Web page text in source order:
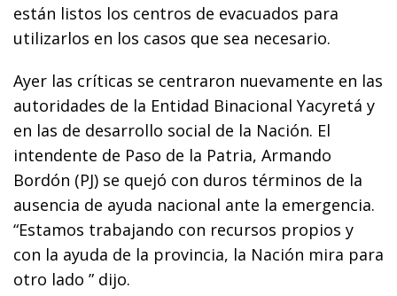
están listos los centros de evacuados para
utilizarlos en los casos que sea necesario.
Ayer las críticas se centraron nuevamente en las
autoridades de la Entidad Binacional Yacyretá y
en las de desarrollo social de la Nación. El
intendente de Paso de la Patria, Armando
Bordón (PJ) se quejó con duros términos de la
ausencia de ayuda nacional ante la emergencia.
“Estamos trabajando con recursos propios y
con la ayuda de la provincia, la Nación mira para
otro lado ” dijo.